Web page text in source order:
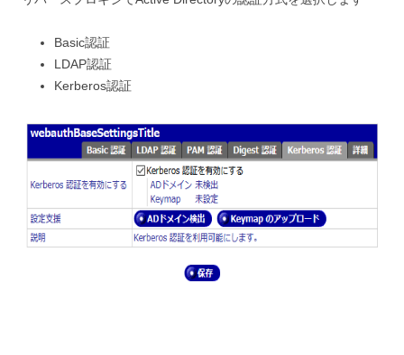
Basic認証
LDAP認証
Kerberos認証